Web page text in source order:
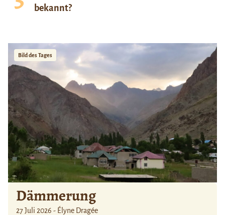
bekannt?
Bild des Tages
Dämmerung
27 Juli 2026 - Élyne Dragée